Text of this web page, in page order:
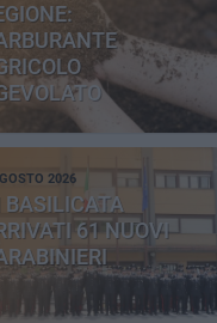
2026
BASILICATA
61 NUOVI